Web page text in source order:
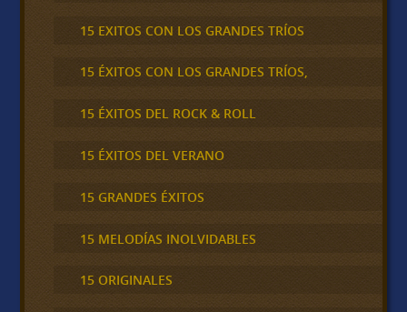
15 EXITOS CON LOS GRANDES TRÍOS
15 ÉXITOS CON LOS GRANDES TRÍOS,
15 ÉXITOS DEL ROCK & ROLL
15 ÉXITOS DEL VERANO
15 GRANDES ÉXITOS
15 MELODÍAS INOLVIDABLES
15 ORIGINALES